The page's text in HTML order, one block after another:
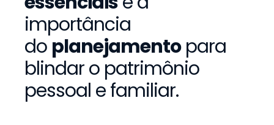
importância
do planejamentopara
blindar o patrimônio
pessoal e familiar.